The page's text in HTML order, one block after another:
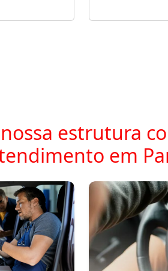
estrutura
em